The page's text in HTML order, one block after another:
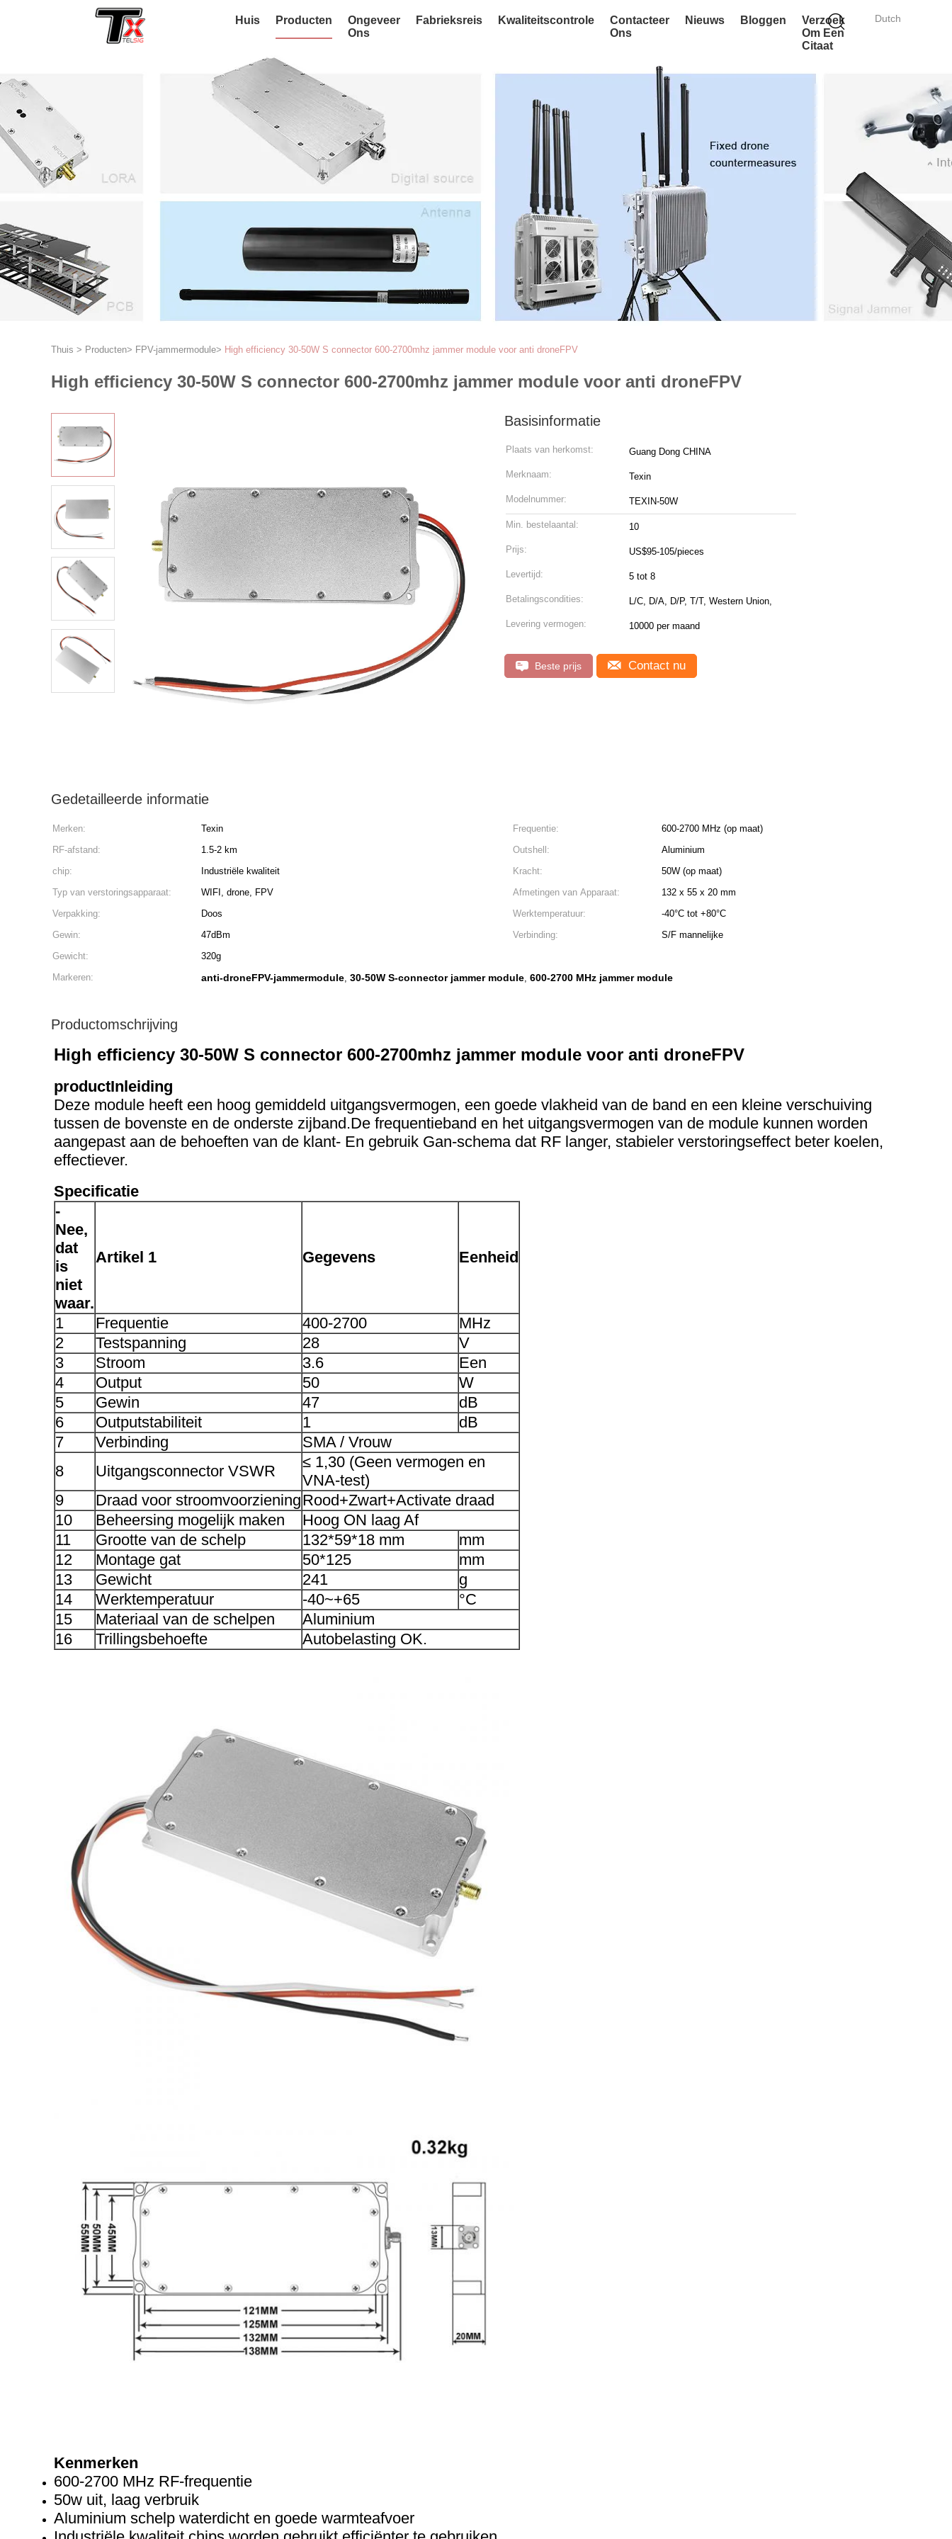
Dutch
Huis Producten
Ongeveer
Ons
Fabrieksreis Kwaliteitscontrole
Contacteer
Ons
Nieuws Bloggen
Verzoek
Om Een
Citaat
Thuis > Producten> FPV-jammermodule> High efficiency 30-50W S connector 600-2700mhz jammer module voor anti droneFPV
High efficiency 30-50W S connector 600-2700mhz jammer module voor anti droneFPV
Basisinformatie
Plaats van herkomst: Guang Dong CHINA
Merknaam: Texin
Modelnummer: TEXIN-50W
Min. bestelaantal: 10
Prijs: US$95-105/pieces
Levertijd: 5 tot 8
Betalingscondities: L/C, D/A, D/P, T/T, Western Union,
Levering vermogen: 10000 per maand
Beste prijs Contact nu
Gedetailleerde informatie
Merken: Texin Frequentie:
600-2700 MHz (op maat)
RF-afstand:
1.5-2 km Outshell:
Aluminium
chip:
Industriële kwaliteit Kracht:
50W (op maat)
Typ van verstoringsapparaat:
WIFI, drone, FPV Afmetingen van Apparaat:
132 x 55 x 20 mm
Verpakking:
Doos Werktemperatuur:
-40°C tot +80°C
Gewin:
47dBm Verbinding:
S/F mannelijke
Gewicht:
320g
Markeren:
anti-droneFPV-jammermodule, 30-50W S-connector jammer module, 600-2700 MHz jammer module
Productomschrijving
High efficiency 30-50W S connector 600-2700mhz jammer module voor anti droneFPV
productInleiding
Deze module heeft een hoog gemiddeld uitgangsvermogen, een goede vlakheid van de band en een kleine verschuiving
tussen de bovenste en de onderste zijband.De frequentieband en het uitgangsvermogen van de module kunnen worden
aangepast aan de behoeften van de klant- En gebruik Gan-schema dat RF langer, stabieler verstoringseffect beter koelen,
effectiever.
Specificatie
-
Nee,
dat
is
niet
waar.
Artikel 1 Gegevens Eenheid
1 Frequentie 400-2700
MHz
2
Testspanning 28
V
3
Stroom 3.6
Een
4
Output 50
W
5
Gewin 47
dB
6
Outputstabiliteit 1
dB
7
Verbinding
SMA / Vrouw
8
Uitgangsconnector VSWR
≤ 1,30 (Geen vermogen en
VNA-test)
9
Draad voor stroomvoorzieningRood+Zwart+Activate draad
10
Beheersing mogelijk maken
Hoog ON laag Af
11
Grootte van de schelp 132*59*18 mm
mm
12
Montage gat 50*125
mm
13
Gewicht 241
g
14
Werktemperatuur -40~+65
°C
15
Materiaal van de schelpen
Aluminium
16
Trillingsbehoefte Autobelasting OK.
Kenmerken
600-2700 MHz RF-frequentie
50w uit, laag verbruik
Aluminium schelp waterdicht en goede warmteafvoer